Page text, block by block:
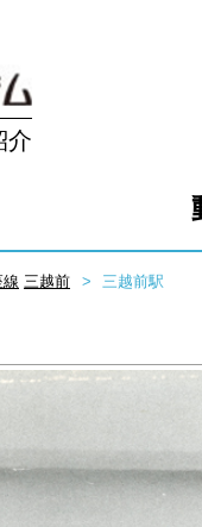
介
線 三越前 三越前駅